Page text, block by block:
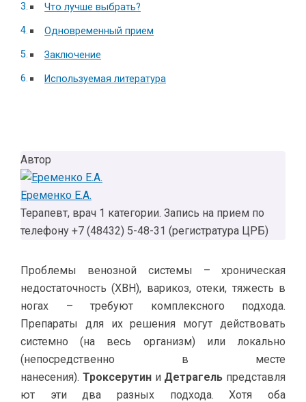
Что лучше выбрать?
Одновременный прием
Заключение
Используемая литература
Автор
Еременко Е.А.
Терапевт, врач 1 категории. Запись на прием по
телефону +7 (48432) 5-48-31 (регистратура ЦРБ)
Проблемы венозной системы – хроническая
недостаточность (ХВН), варикоз, отеки, тяжесть в
ногах – требуют комплексного подхода.
Препараты для их решения могут действовать
системно (на весь организм) или локально
(непосредственно в месте
нанесения). Троксерутини Детрагель представля
ют эти два разных подхода. Хотя оба